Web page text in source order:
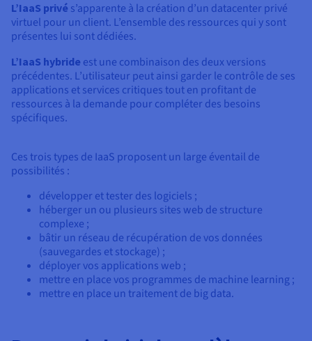
L’IaaS privé s’apparente à la création d’un datacenter privé
virtuel pour un client. L’ensemble des ressources qui y sont
présentes lui sont dédiées.
L’IaaS hybride est une combinaison des deux versions
précédentes. L’utilisateur peut ainsi garder le contrôle de ses
applications et services critiques tout en profitant de
ressources à la demande pour compléter des besoins
spécifiques.
Ces trois types de IaaS proposent un large éventail de
possibilités :
développer et tester des logiciels ;
héberger un ou plusieurs sites web de structure
complexe ;
bâtir un réseau de récupération de vos données
(sauvegardes et stockage) ;
déployer vos applications web ;
mettre en place vos programmes de machine learning ;
mettre en place un traitement de big data.